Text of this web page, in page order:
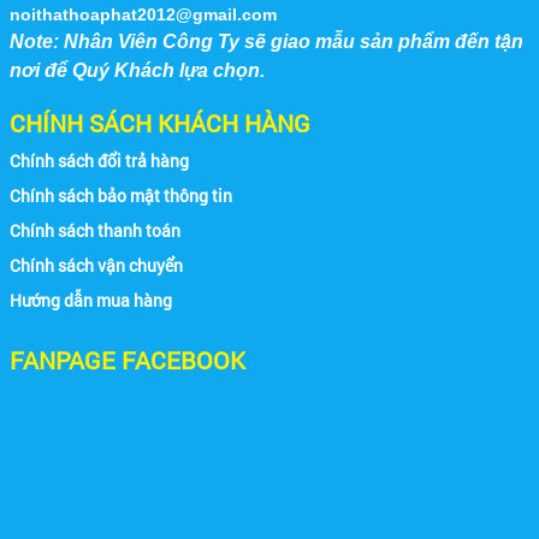
Hình Ảnh 3
noithathoaphat2012@gmail.com
Note: Nhân Viên Công Ty sẽ giao mẫu sản phẩm đến tận
nơi để Quý Khách lựa chọn.
CHÍNH SÁCH KHÁCH HÀNG
Chính sách đổi trả hàng
Chính sách bảo mật thông tin
Chính sách thanh toán
Chính sách vận chuyển
Hướng dẫn mua hàng
FANPAGE FACEBOOK